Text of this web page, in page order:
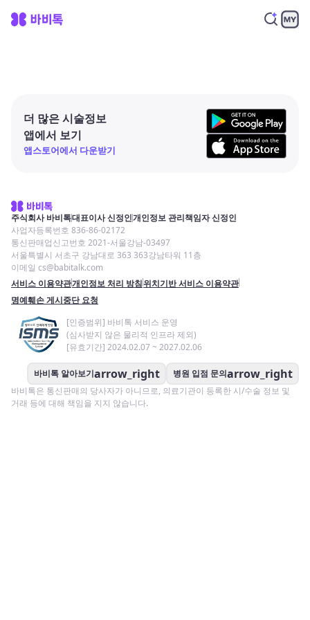
더 많은 시술정보
앱에서 보기
앱스토어에서 다운받기
주식회사 바비톡대표이사 신정인개인정보 관리책임자 신정인
사업자등록번호 836-86-02172
통신판매업신고번호 2021-서울강남-03497
서울특별시 서초구 강남대로 363 363강남타워 11층
이메일 cs@babitalk.com
서비스 이용약관개인정보 처리 방침위치기반 서비스 이용약관
명예훼손 게시중단 요청
[인증범위] 바비톡 서비스 운영
(심사받지 않은 물리적 인프라 제외)
[유효기간] 2024.02.07 ~ 2027.02.06
바비톡 알아보기arrow_right 병원 입점 문의arrow_right
바비톡은 통신판매의 당사자가 아니므로, 의료기관이 등록한 시/수술 정보 및
거래 등에 대해 책임을 지지 않습니다.